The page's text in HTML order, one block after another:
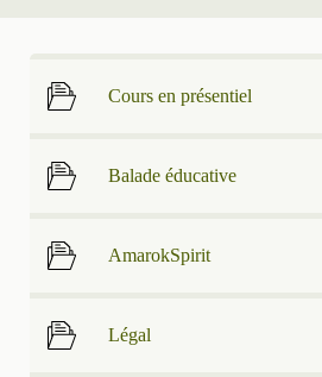
Cours en présentiel
Balade éducative
AmarokSpirit
Légal